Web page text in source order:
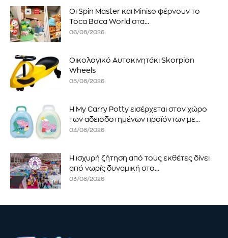
Οι Spin Master και Miniso φέρνουν το
Toca Boca World στα...
06/08/2026
Οικολογικό Αυτοκινητάκι Skorpion
Wheels
05/08/2026
Η My Carry Potty εισέρχεται στον χώρο
των αδειοδοτημένων προϊόντων με...
04/08/2026
Η ισχυρή ζήτηση από τους εκθέτες δίνει
από νωρίς δυναμική στο...
03/08/2026